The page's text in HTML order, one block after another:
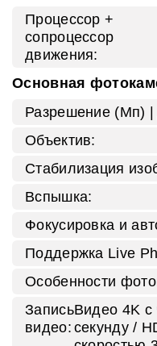
Процессор +
сопроцессор
движения:
Основная
Разрешение (Мп)
Объектив:
Стабилизация
Вспышка:
Фокусировка и
Поддержка Live
Особенности
Запись
видео:
Видео 4K с
секунду /